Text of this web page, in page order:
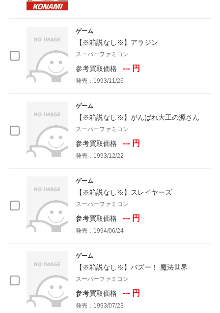
ゲーム
【※箱説なし※】アラジン
スーパーファミコン
参考買取価格 --- 円
発売：1993/11/26
ゲーム
【※箱説なし※】がんばれ大工の源さん
スーパーファミコン
参考買取価格 --- 円
発売：1993/12/22
ゲーム
【※箱説なし※】スレイヤーズ
スーパーファミコン
参考買取価格 --- 円
発売：1994/06/24
ゲーム
【※箱説なし※】バズー！ 魔法世界
スーパーファミコン
参考買取価格 --- 円
発売：1993/07/23